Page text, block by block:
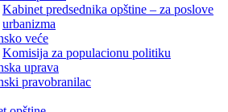
Kabinet predsednika opštine – za poslove
urbanizma
veće
Komisija za populacionu politiku
uprava
pravobranilac